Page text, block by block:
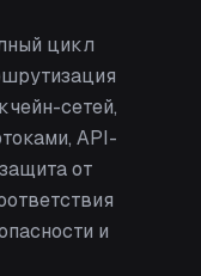
цикл
сетей,
API-
от
и